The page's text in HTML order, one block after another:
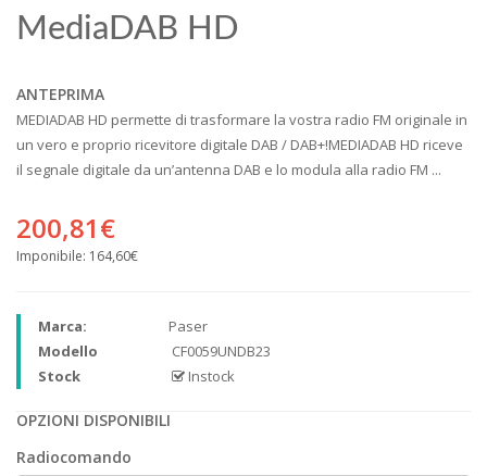
MediaDAB HD
ANTEPRIMA
MEDIADAB HD permette di trasformare la vostra radio FM originale in
un vero e proprio ricevitore digitale DAB / DAB+!MEDIADAB HD riceve
il segnale digitale da un’antenna DAB e lo modula alla radio FM ...
200,81€
Imponibile: 164,60€
Marca:
Paser
Modello
CF0059UNDB23
Stock
Instock
OPZIONI DISPONIBILI
Radiocomando